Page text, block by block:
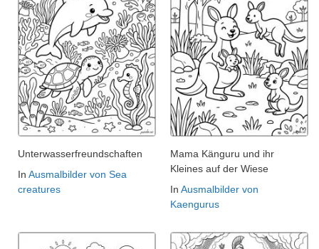
Unterwasserfreundschaften
In Ausmalbilder von Sea
creatures
Mama Känguru und ihr
Kleines auf der Wiese
In Ausmalbilder von
Kaengurus